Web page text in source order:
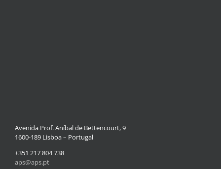
Avenida Prof. Aníbal de Bettencourt, 9
1600-189 Lisboa – Portugal
+351 217 804 738
aps@aps.pt